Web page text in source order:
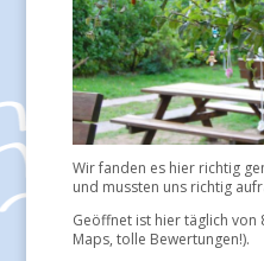
Wir fanden es hier richtig
und mussten uns richtig
Geöffnet ist hier täglich von
Maps, tolle Bewertungen!).